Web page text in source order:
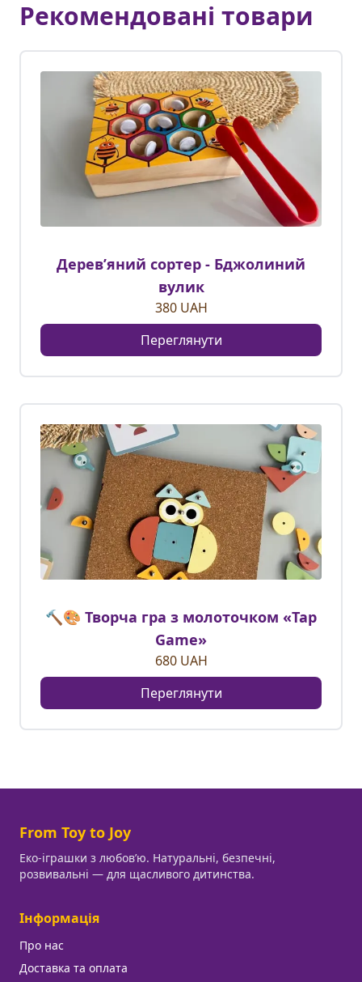
Рекомендовані товари
Деревʼяний сортер - Бджолиний
вулик
380UAH
Переглянути
🔨🎨 Творча гра з молоточком «Tap
Game»
680UAH
Переглянути
From Toy to Joy
Еко-іграшки з любовʼю. Натуральні, безпечні,
розвивальні — для щасливого дитинства.
Інформація
Про нас
Доставка та оплата